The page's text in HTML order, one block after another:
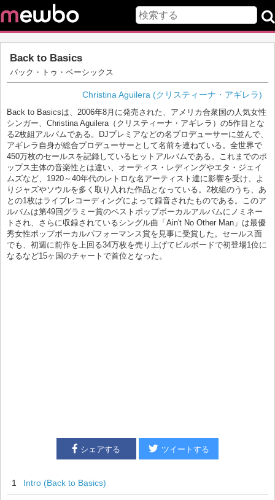
Back to Basics
バック・トゥ・ベーシックス
Christina Aguilera (クリスティーナ・アギレラ)
Back to Basicsは、2006年8月に発売された、アメリカ合衆国の人気女性
シンガー、Christina Aguilera（クリスティーナ・アギレラ）の5作目とな
る2枚組アルバムである。DJプレミアなどの名プロデューサーに並んで、
アギレラ自身が総合プロデューサーとして名前を連ねている。全世界で
450万枚のセールスを記録しているヒットアルバムである。これまでのポ
ップス主体の音楽性とは違い、オーティス・レディングやエタ・ジェイ
ムズなど、1920～40年代のレトロな名アーティスト達に影響を受け、よ
りジャズやソウルを多く取り入れた作品となっている。2枚組のうち、あ
との1枚はライブレコーディングによって録音されたものである。このア
ルバムは第49回グラミー賞のベストポップボーカルアルバムにノミネー
トされ、さらに収録されているシングル曲「Ain't No Other Man」は最優
秀女性ポップボーカルパフォーマンス賞を見事に受賞した。セールス面
でも、初週に前作を上回る34万枚を売り上げてビルボードで初登場1位に
なるなど15ヶ国のチャートで首位となった。
シェアする ツイートする
1 Intro (Back to Basics)